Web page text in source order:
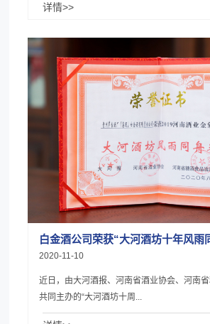
详情>>
白金酒公司荣获“大河酒坊十年风雨
2020-11-10
近日，由大河酒报、河南省酒业协会、河南
共同主办的“大河酒坊十周...